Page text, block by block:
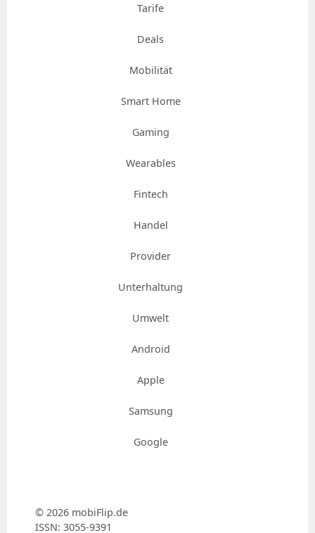
Tarife
Deals
Mobilität
Smart Home
Gaming
Wearables
Fintech
Handel
Provider
Unterhaltung
Umwelt
Android
Apple
Samsung
Google
© 2026 mobiFlip.de
ISSN: 3055-9391